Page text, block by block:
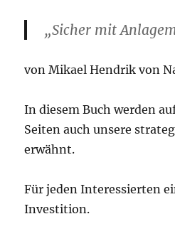
„Sicher mit
von Mikael Hendrik von
In diesem Buch werden
Seiten auch unsere
erwähnt.
Für jeden Interessierten
Investition.